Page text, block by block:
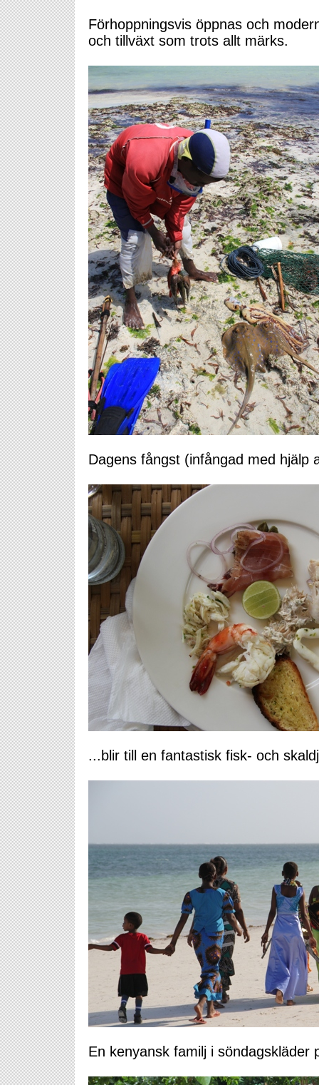
Förhoppningsvis öppnas och
och tillväxt som trots allt märks.
Dagens fångst (infångad med hjälp
...blir till en fantastisk fisk- och
En kenyansk familj i